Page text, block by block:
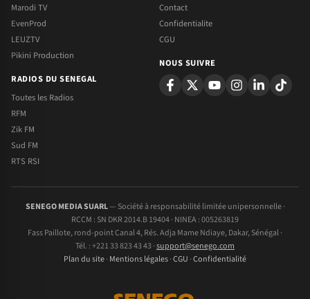
Marodi TV
EvenProd
LEUZTV
Pikini Production
RADIOS DU SENEGAL
Toutes les Radios
RFM
Zik FM
Sud FM
RTS RSI
Contact
Confidentialite
CGU
NOUS SUIVRE
SENEGO MEDIA SUARL— Société à responsabilité limitée unipersonnelle ·
RCCM : SN DKR 2014.B 19404 · NINEA : 005263819
Fass Paillote, rond-point Canal 4, Rés. Adja Mame Ndiaye, Dakar, Sénégal ·
Tél. : +221 33 823 43 43 ·support@senego.com
Plan du site· Mentions légales·CGU ·Confidentialité